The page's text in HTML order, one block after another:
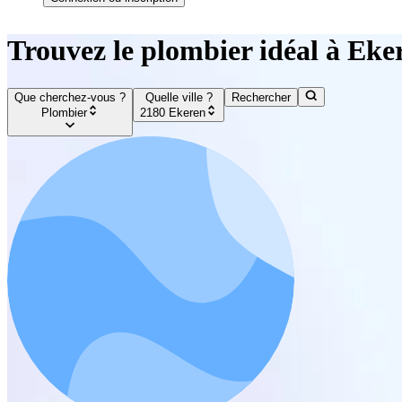
Trouvez le plombier idéal à
Que cherchez-vous ?
Plombier
Quelle ville ?
2180 Ekeren
Rechercher